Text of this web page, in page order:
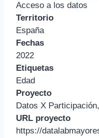
Acceso a los datos
Territorio
España
Fechas
2022
Etiquetas
Edad
Proyecto
Datos X
URL proyecto
https://